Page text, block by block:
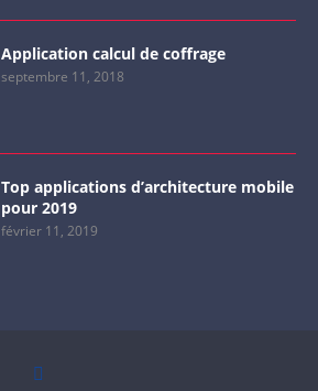
Application calcul de coffrage
septembre 11, 2018
Top applications d’architecture mobile
pour 2019
février 11, 2019